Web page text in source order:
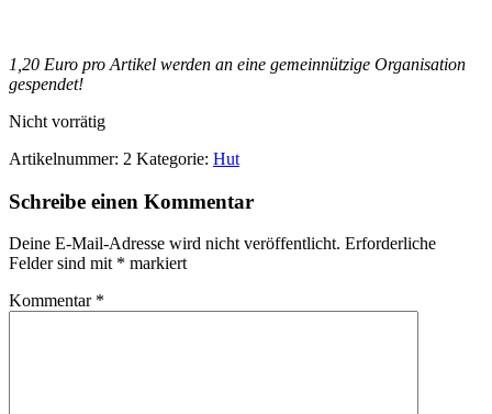
1,20 Euro pro Artikel werden an eine gemeinnützige Organisation
gespendet!
Nicht vorrätig
Artikelnummer: 2 Kategorie: Hut
Schreibe einen Kommentar
Deine E-Mail-Adresse wird nicht veröffentlicht. Erforderliche
Felder sind mit * markiert
Kommentar *